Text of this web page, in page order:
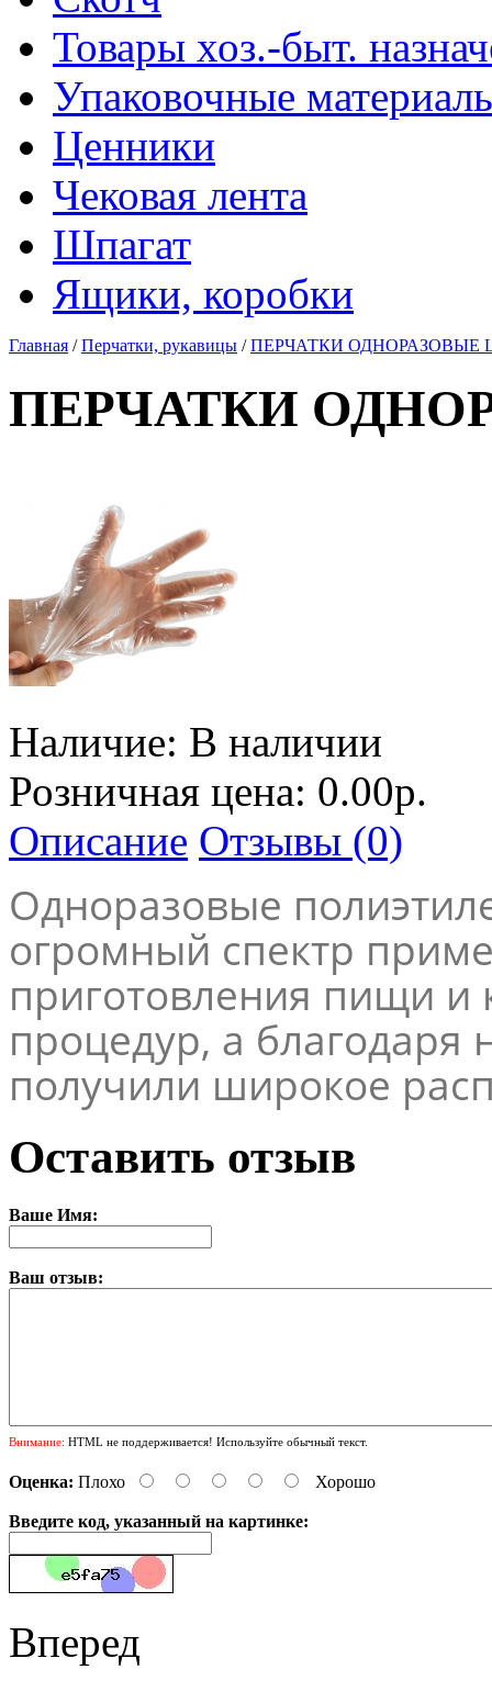
Товары хоз.-быт.
Упаковочные
Ценники
Чековая лента
Шпагат
Ящики, коробки
Главная /Перчатки, рукавицы /ПЕРЧАТКИ ОДНОРАЗОВЫЕ L
ПЕРЧАТКИ
Наличие: В наличии
Розничная цена: 0.00р.
Описание Отзывы (0)
Одноразовые
огромный спектр
приготовления пищи и
процедур, а благодаря
получили широкое
Оставить отзыв
Ваше Имя:
Ваш отзыв:
Внимание: HTML не поддерживается! Используйте обычный текст.
Оценка: Плохо Хорошо
Введите код, указанный на картинке:
Вперед